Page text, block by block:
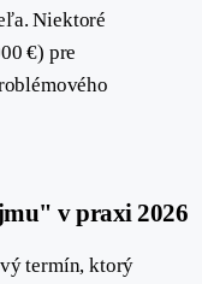
Niektoré
€) pre
v praxi 2026
termín, ktorý